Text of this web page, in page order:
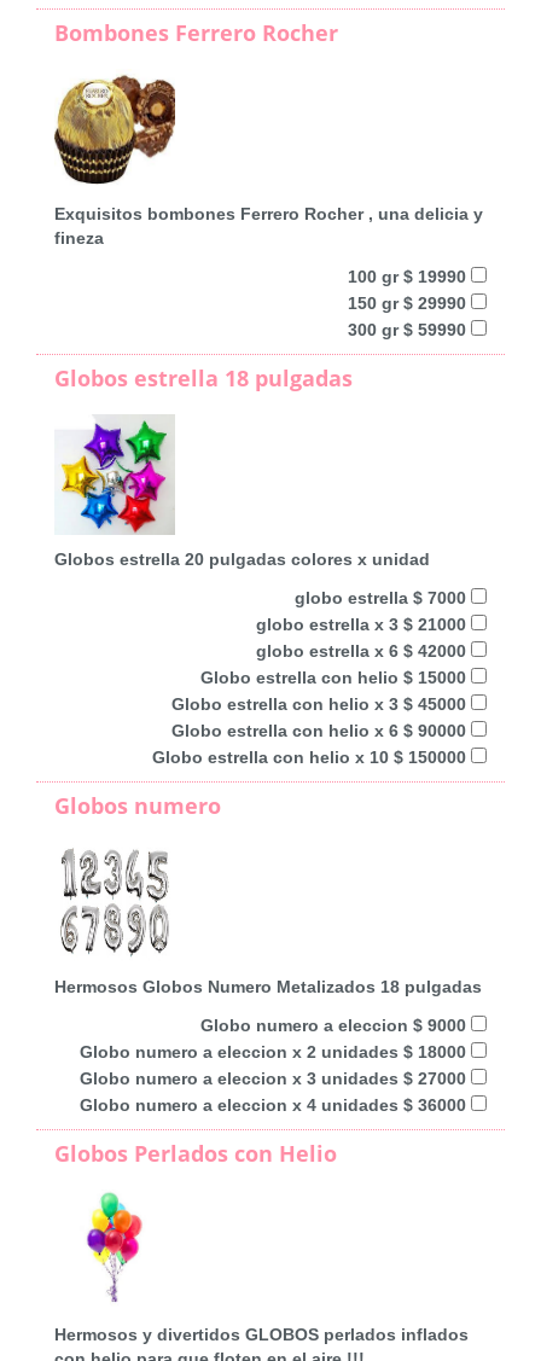
Bombones Ferrero Rocher
Exquisitos bombones Ferrero Rocher , una delicia y
fineza
100 gr $ 19990
150 gr $ 29990
300 gr $ 59990
Globos estrella 18 pulgadas
Globos estrella 20 pulgadas colores x unidad
globo estrella $ 7000
globo estrella x 3 $ 21000
globo estrella x 6 $ 42000
Globo estrella con helio $ 15000
Globo estrella con helio x 3 $ 45000
Globo estrella con helio x 6 $ 90000
Globo estrella con helio x 10 $ 150000
Globos numero
Hermosos Globos Numero Metalizados 18 pulgadas
Globo numero a eleccion $ 9000
Globo numero a eleccion x 2 unidades $ 18000
Globo numero a eleccion x 3 unidades $ 27000
Globo numero a eleccion x 4 unidades $ 36000
Globos Perlados con Helio
Hermosos y divertidos GLOBOS perlados inflados